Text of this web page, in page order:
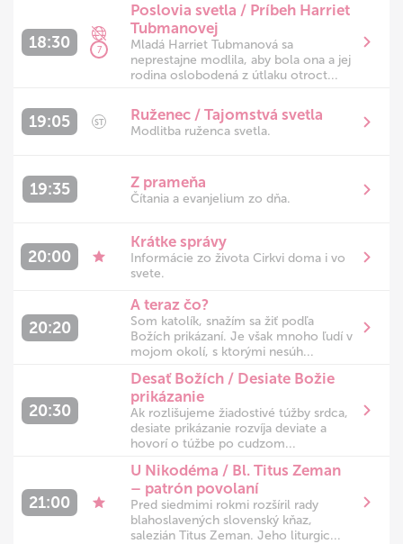
18:30 7
Poslovia svetla / Príbeh Harriet
Tubmanovej
Mladá Harriet Tubmanová sa
neprestajne modlila, aby bola ona a jej
rodina oslobodená z útlaku otroct...
19:05 ST Ruženec / Tajomstvá svetla
Modlitba ruženca svetla.
19:35 Z prameňa
Čítania a evanjelium zo dňa.
20:00
Krátke správy
Informácie zo života Cirkvi doma i vo
svete.
20:20
A teraz čo?
Som katolík, snažím sa žiť podľa
Božích prikázaní. Je však mnoho ľudí v
mojom okolí, s ktorými nesúh...
20:30
Desať Božích / Desiate Božie
prikázanie
Ak rozlišujeme žiadostivé túžby srdca,
desiate prikázanie rozvíja deviate a
hovorí o túžbe po cudzom...
21:00
U Nikodéma / Bl. Titus Zeman
– patrón povolaní
Pred siedmimi rokmi rozšíril rady
blahoslavených slovenský kňaz,
salezián Titus Zeman. Jeho liturgic...